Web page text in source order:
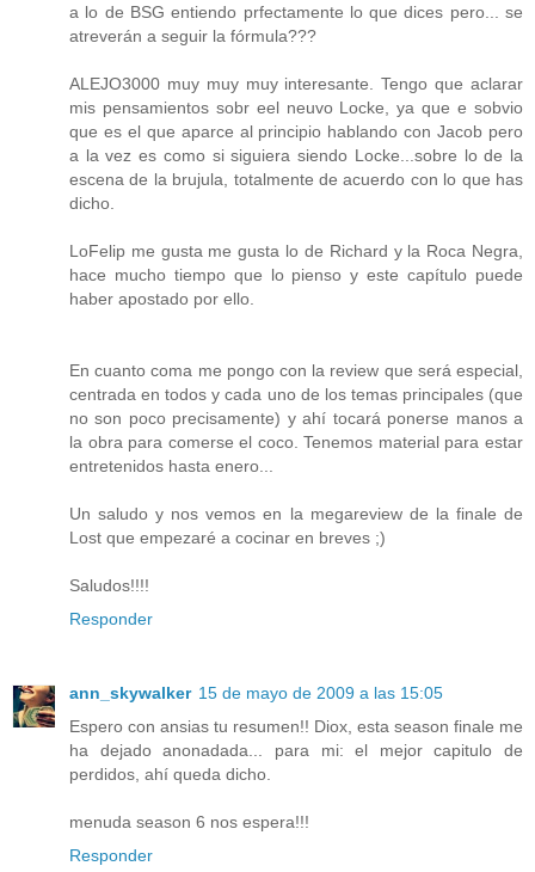
a lo de BSG entiendo prfectamente lo que dices pero... se
atreverán a seguir la fórmula???
ALEJO3000 muy muy muy interesante. Tengo que aclarar
mis pensamientos sobr eel neuvo Locke, ya que e sobvio
que es el que aparce al principio hablando con Jacob pero
a la vez es como si siguiera siendo Locke...sobre lo de la
escena de la brujula, totalmente de acuerdo con lo que has
dicho.
LoFelip me gusta me gusta lo de Richard y la Roca Negra,
hace mucho tiempo que lo pienso y este capítulo puede
haber apostado por ello.
En cuanto coma me pongo con la review que será especial,
centrada en todos y cada uno de los temas principales (que
no son poco precisamente) y ahí tocará ponerse manos a
la obra para comerse el coco. Tenemos material para estar
entretenidos hasta enero...
Un saludo y nos vemos en la megareview de la finale de
Lost que empezaré a cocinar en breves ;)
Saludos!!!!
Responder
ann_skywalker 15 de mayo de 2009 a las 15:05
Espero con ansias tu resumen!! Diox, esta season finale me
ha dejado anonadada... para mi: el mejor capitulo de
perdidos, ahí queda dicho.
menuda season 6 nos espera!!!
Responder